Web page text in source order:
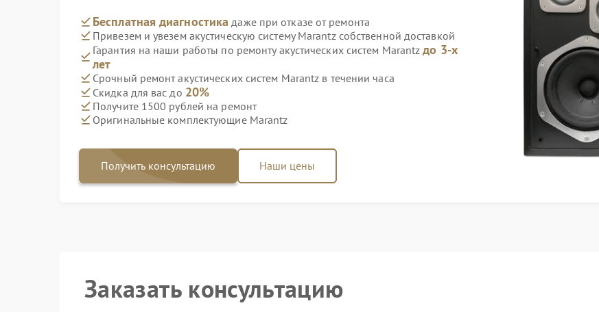
Бесплатная диагностика даже при отказе от ремонта
Привезем и увезем акустическую систему Marantz собственной доставкой
Гарантия на наши работы по ремонту акустических систем Marantzдо 3-х
лет
Срочный ремонт акустических систем Marantz в течении часа
Скидка для вас до 20%
Получите 1500 рублей на ремонт
Оригинальные комплектующие Marantz
Получить консультацию Наши цены
Заказать консультацию